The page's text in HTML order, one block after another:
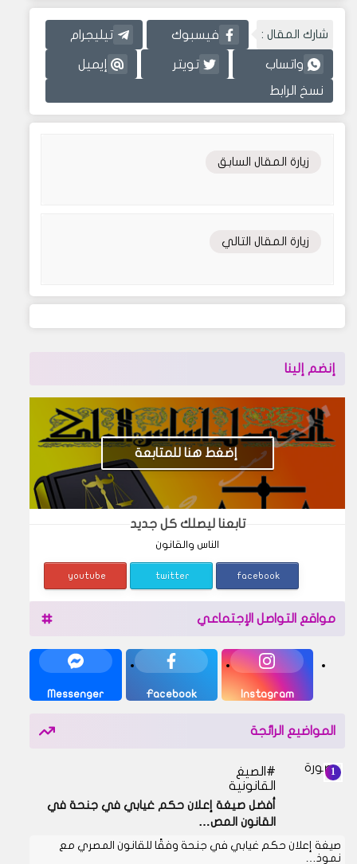
شارك المقال : فيسبوك تيليجرام
واتساب تويتر إيميل
نسخ الرابط
زيارة المقال السابق
زيارة المقال التالي
إنضم إلينا
إضغط هنا للمتابعة
تابعنا ليصلك كل جديد
الناس والقانون
facebook
twitter
youtube
مواقع التواصل الإجتماعي
Instagram
Facebook
Messenger
المواضيع الرائجة
الصيغ
القانونية
أفضل صيغة إعلان حكم غيابي في جنحة في
القانون المص…
صيغة إعلان حكم غيابي في جنحة وفقًا للقانون المصري مع
نموذ…